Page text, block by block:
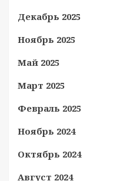
Декабрь 2025
Ноябрь 2025
Май 2025
Март 2025
Февраль 2025
Ноябрь 2024
Октябрь 2024
Август 2024